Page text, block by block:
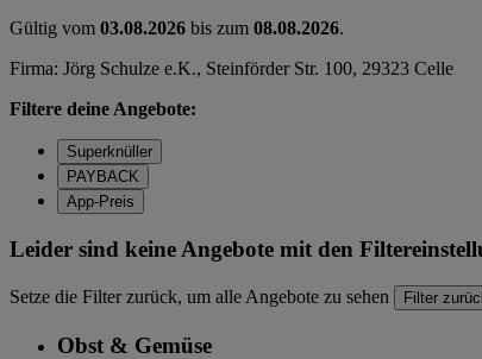
Gültig vom 03.08.2026 bis zum 08.08.2026.
Firma: Jörg Schulze e.K., Steinförder Str. 100, 29323 Celle
Filtere deine Angebote:
Superknüller
PAYBACK
App-Preis
Leider sind keine Angebote mit den
Setze die Filter zurück, um alle Angebote zu sehen Filter
Obst & Gemüse